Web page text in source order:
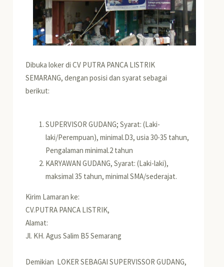
Dibuka loker di CV PUTRA PANCA LISTRIK
SEMARANG, dengan posisi dan syarat sebagai
berikut:
SUPERVISOR GUDANG; Syarat: (Laki-
laki/Perempuan), minimal.D3,usia 30-35 tahun,
Pengalaman minimal.2 tahun
KARYAWAN GUDANG, Syarat: (Laki-laki),
maksimal 35 tahun, minimal SMA/sederajat.
Kirim Lamaran ke:
CV.PUTRA PANCA LISTRIK,
Alamat:
Jl. KH. Agus Salim B5 Semarang
Demikian LOKER SEBAGAI SUPERVISSOR GUDANG,